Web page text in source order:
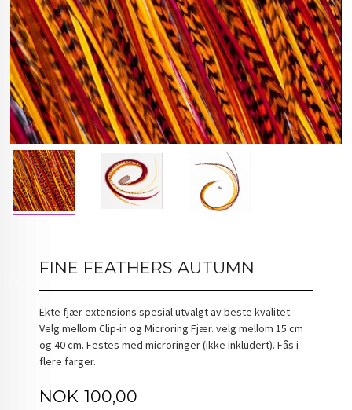
FINE FEATHERS AUTUMN
Ekte fjær extensions spesial utvalgt av beste kvalitet.
Velg mellom Clip-in og Microring Fjær. velg mellom 15 cm
og 40 cm. Festes med microringer (ikke inkludert). Fås i
flere farger.
Tilbud
NOK 100,00